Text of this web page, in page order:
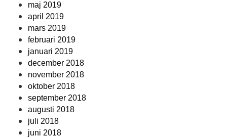
maj 2019
april 2019
mars 2019
februari 2019
januari 2019
december 2018
november 2018
oktober 2018
september 2018
augusti 2018
juli 2018
juni 2018